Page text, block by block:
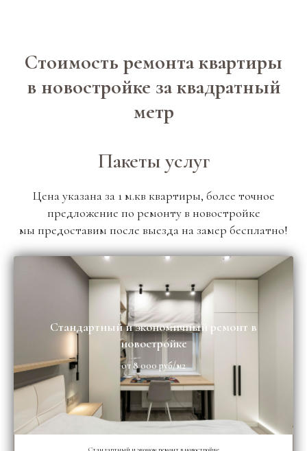
Стоимость ремонта квартиры
в новостройке за квадратный
метр
Пакеты услуг
Цена указана за 1 м.кв квартиры, более точное
предложение по ремонту в новостройке
мы предоставим после выезда на замер бесплатно!
Стандартный и экономичный ремонт в
новостройке
от 8 000 руб/м2